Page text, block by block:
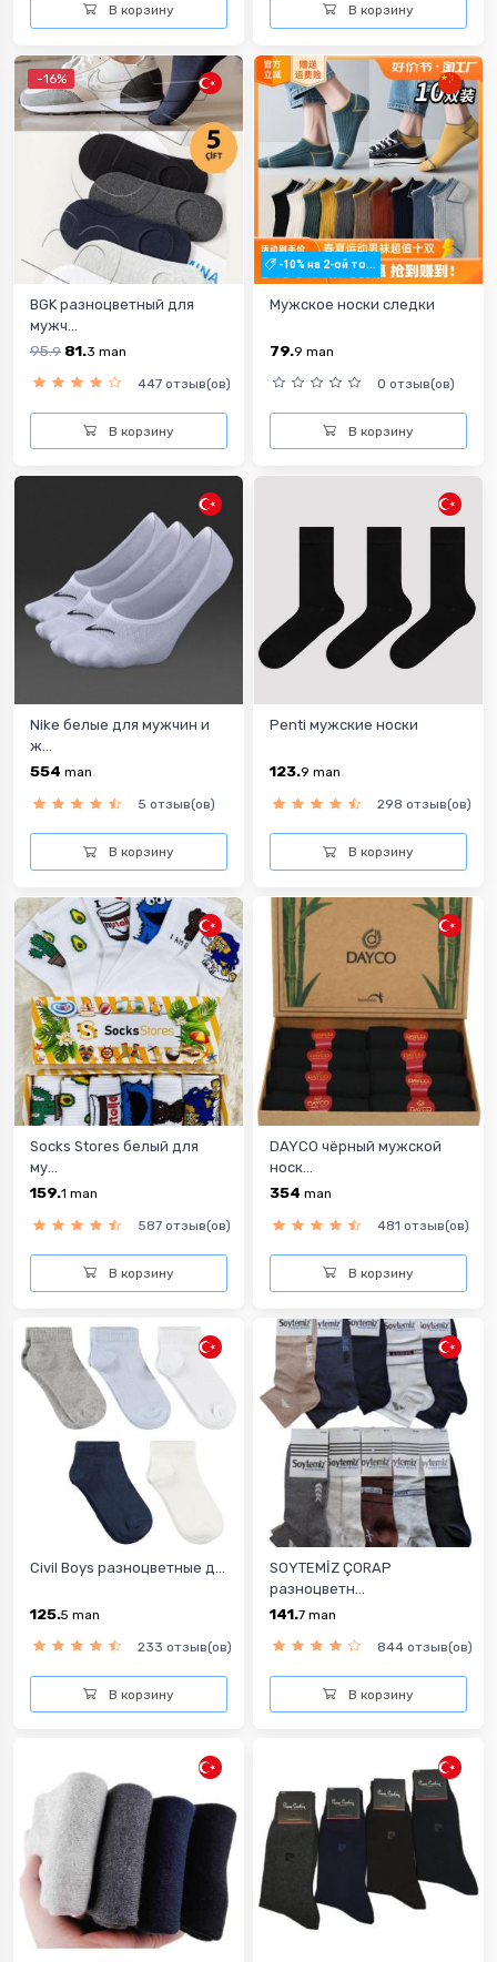
В корзину В корзину
-16%
BGK разноцветный для
мужч...
95.9 81.3 man
447 отзыв(ов)
В корзину
-10% на 2-ой то...
Mужскоe носки следки
79.9 man
0 отзыв(ов)
В корзину
Nike белые для мужчин и
ж...
554 man
5 отзыв(ов)
В корзину
Penti мужские носки
123.9 man
298 отзыв(ов)
В корзину
Socks Stores белый для
му...
159.1 man
587 отзыв(ов)
В корзину
DAYCO чёрный мужской
носк...
354 man
481 отзыв(ов)
В корзину
Civil Boys разноцветные д...
125.5 man
233 отзыв(ов)
В корзину
SOYTEMİZ ÇORAP
разноцветн...
141.7 man
844 отзыв(ов)
В корзину